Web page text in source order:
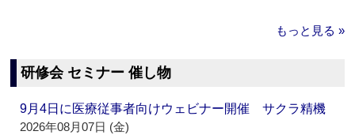
もっと見る »
研修会 セミナー 催し物
9月4日に医療従事者向けウェビナー開催 サクラ精機
2026年08月07日 (金)